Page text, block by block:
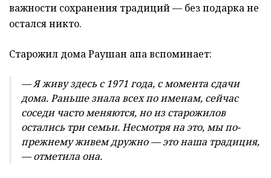
важности сохранения традиций — без подарка не
остался никто.
Старожил дома Раушан апа вспоминает:
— Я живу здесь с 1971 года, с момента сдачи
дома. Раньше знала всех по именам, сейчас
соседи часто меняются, но из старожилов
остались три семьи. Несмотря на это, мы по-
прежнему живем дружно — это наша традиция,
— отметила она.